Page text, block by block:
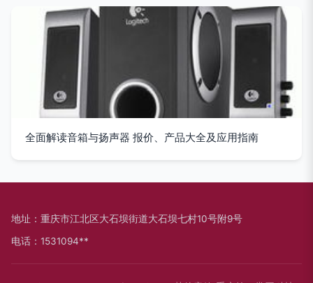
全面解读音箱与扬声器 报价、产品大全及应用指南
地址：重庆市江北区大石坝街道大石坝七村10号附9号
电话：1531094**